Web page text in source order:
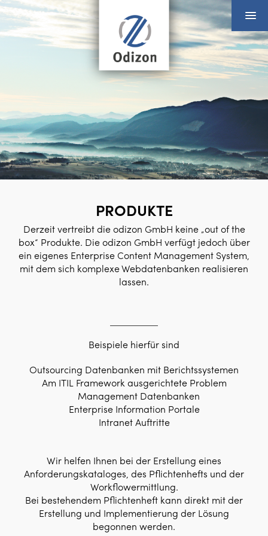
PRODUKTE
Derzeit vertreibt die odizon GmbH keine „out of the
box“ Produkte. Die odizon GmbH verfügt jedoch über
ein eigenes Enterprise Content Management System,
mit dem sich komplexe Webdatenbanken realisieren
lassen.
Beispiele hierfür sind
Outsourcing Datenbanken mit Berichtssystemen
Am ITIL Framework ausgerichtete Problem
Management Datenbanken
Enterprise Information Portale
Intranet Auftritte
Wir helfen Ihnen bei der Erstellung eines
Anforderungskataloges, des Pflichtenhefts und der
Workflowermittlung.
Bei bestehendem Pflichtenheft kann direkt mit der
Erstellung und Implementierung der Lösung
begonnen werden.